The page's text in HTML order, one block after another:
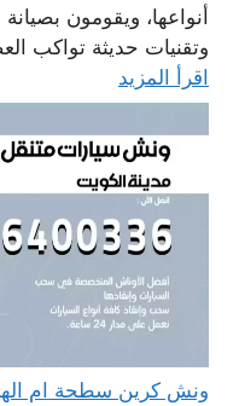
أنواعها، ويقومون
وتقنيات حديثة تواكب
اقرأ المزيد